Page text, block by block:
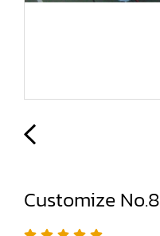
Customize No.8